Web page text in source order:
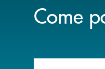
Come